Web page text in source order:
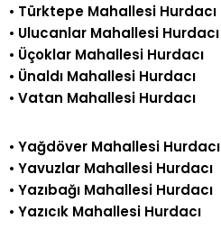
• Türktepe Mahallesi Hurdacı
• Ulucanlar Mahallesi Hurdacı
• Üçoklar Mahallesi Hurdacı
• Ünaldı Mahallesi Hurdacı
• Vatan Mahallesi Hurdacı
• Yağdöver Mahallesi Hurdacı
• Yavuzlar Mahallesi Hurdacı
• Yazıbağı Mahallesi Hurdacı
• Yazıcık Mahallesi Hurdacı